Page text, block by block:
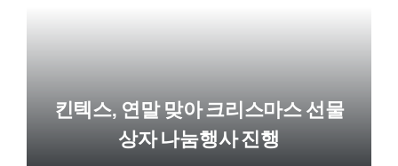
킨텍스, 연말 맞아 크리스마스 선물
상자 나눔행사 진행